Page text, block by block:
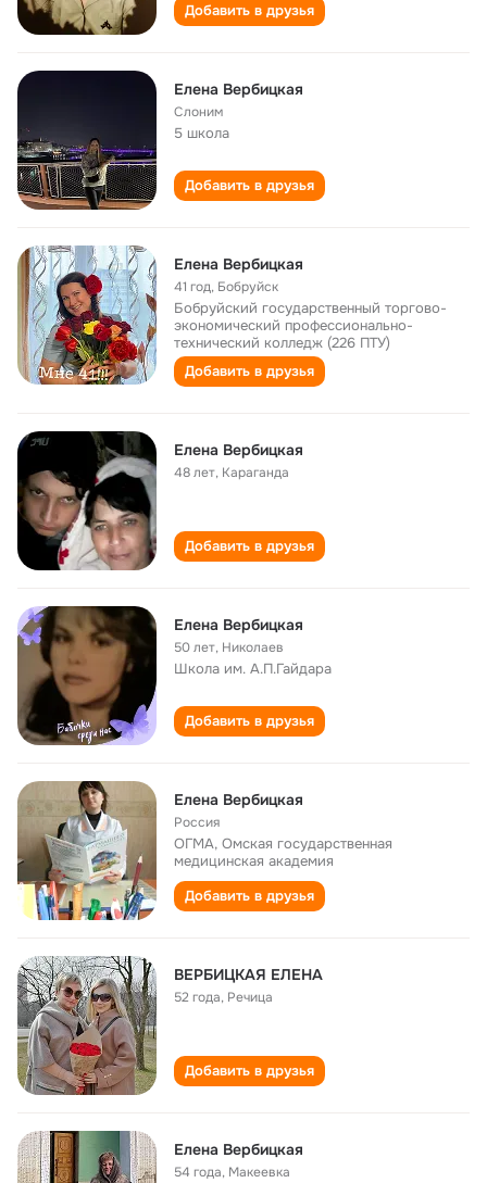
Добавить в друзья
Елена Вербицкая
Слоним
5 школа
Добавить в друзья
Елена Вербицкая
41 год, Бобруйск
Бобруйский государственный торгово-
экономический профессионально-
технический колледж (226 ПТУ)
Добавить в друзья
Елена Вербицкая
48 лет, Караганда
Добавить в друзья
Елена Вербицкая
50 лет, Николаев
Школа им. А.П.Гайдара
Добавить в друзья
Елена Вербицкая
Россия
ОГМА, Омская государственная
медицинская академия
Добавить в друзья
ВЕРБИЦКАЯ ЕЛЕНА
52 года, Речица
Добавить в друзья
Елена Вербицкая
54 года, Макеевка